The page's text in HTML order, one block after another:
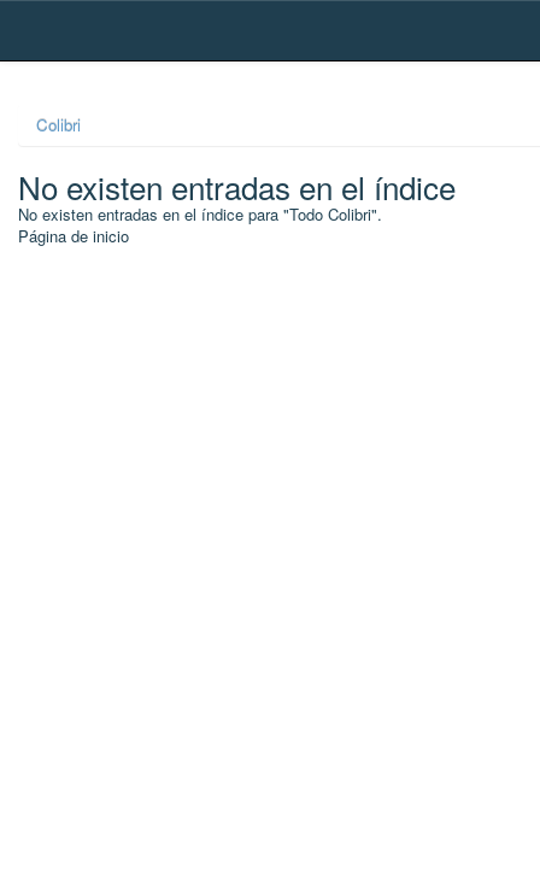
Skip
Colibri
No existen entradas en el índice
No existen entradas en el índice para "Todo Colibri".
Página de inicio